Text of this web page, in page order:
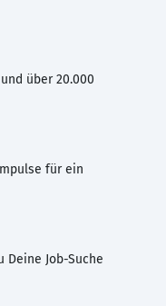
über 20.000
für ein
Job-Suche